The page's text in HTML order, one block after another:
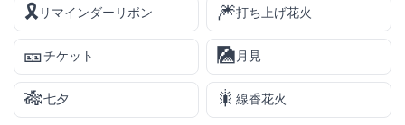
🎗️ リマインダーリボン 🎆打ち上げ花火
🎫チケット 🎑月見
🎋七夕 🎇 線香花火